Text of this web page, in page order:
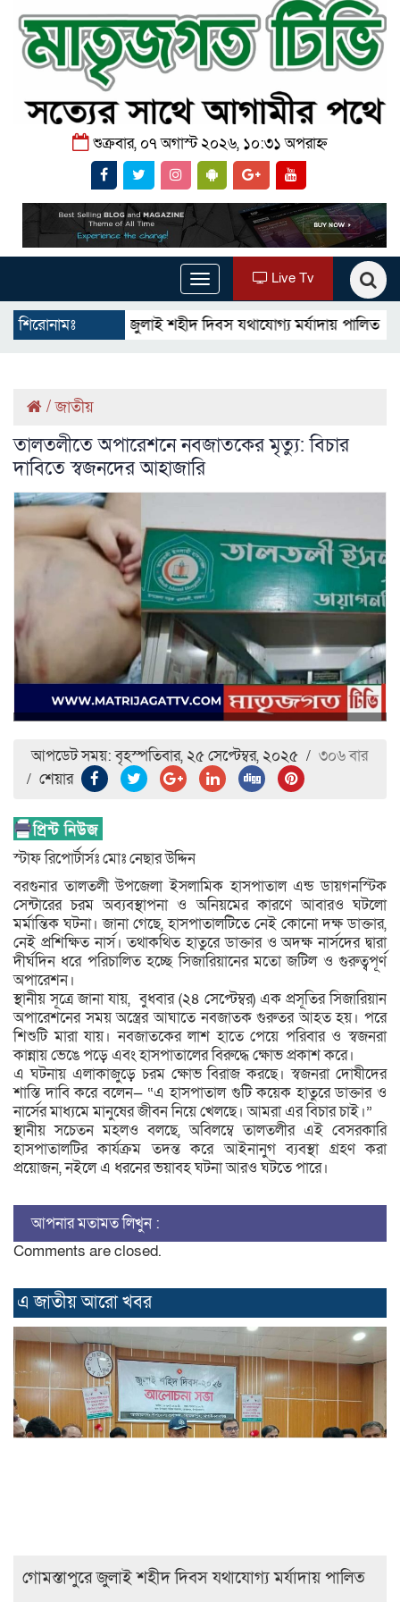
শুক্রবার, ০৭ অগাস্ট ২০২৬, ১০:৩১ অপরাহ্ন
Toggle
navigation
Live Tv
শিরোনামঃ
গোমস্তাপুরে জুলাই শহীদ দিবস যথাযোগ্য মর্যাদায় পালিত
/জাতীয়
তালতলীতে অপারেশনে নবজাতকের মৃত্যু: বিচার
দাবিতে স্বজনদের আহাজারি
আপডেট সময়: বৃহস্পতিবার, ২৫ সেপ্টেম্বর, ২০২৫ / ৩০৬ বার
/ শেয়ার
স্টাফ রিপোর্টার্সঃ মোঃ নেছার উদ্দিন
বরগুনার তালতলী উপজেলা ইসলামিক হাসপাতাল এন্ড ডায়গনস্টিক
সেন্টারের চরম অব্যবস্থাপনা ও অনিয়মের কারণে আবারও ঘটলো
মর্মান্তিক ঘটনা। জানা গেছে, হাসপাতালটিতে নেই কোনো দক্ষ ডাক্তার,
নেই প্রশিক্ষিত নার্স। তথাকথিত হাতুরে ডাক্তার ও অদক্ষ নার্সদের দ্বারা
দীর্ঘদিন ধরে পরিচালিত হচ্ছে সিজারিয়ানের মতো জটিল ও গুরুত্বপূর্ণ
অপারেশন।
স্থানীয় সূত্রে জানা যায়, বুধবার (২৪ সেপ্টেম্বর) এক প্রসূতির সিজারিয়ান
অপারেশনের সময় অস্ত্রের আঘাতে নবজাতক গুরুতর আহত হয়। পরে
শিশুটি মারা যায়। নবজাতকের লাশ হাতে পেয়ে পরিবার ও স্বজনরা
কান্নায় ভেঙে পড়ে এবং হাসপাতালের বিরুদ্ধে ক্ষোভ প্রকাশ করে।
এ ঘটনায় এলাকাজুড়ে চরম ক্ষোভ বিরাজ করছে। স্বজনরা দোষীদের
শাস্তি দাবি করে বলেন— “এ হাসপাতাল গুটি কয়েক হাতুরে ডাক্তার ও
নার্সের মাধ্যমে মানুষের জীবন নিয়ে খেলছে। আমরা এর বিচার চাই।”
স্থানীয় সচেতন মহলও বলছে, অবিলম্বে তালতলীর এই বেসরকারি
হাসপাতালটির কার্যক্রম তদন্ত করে আইনানুগ ব্যবস্থা গ্রহণ করা
প্রয়োজন, নইলে এ ধরনের ভয়াবহ ঘটনা আরও ঘটতে পারে।
আপনার মতামত লিখুন :
Comments are closed.
এ জাতীয় আরো ‍খবর
গোমস্তাপুরে জুলাই শহীদ দিবস যথাযোগ্য মর্যাদায় পালিত